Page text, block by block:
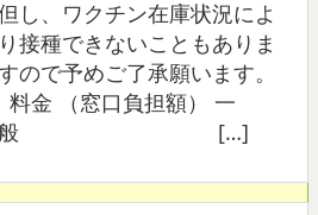
し、ワクチン在庫状況によ
り接種できないこともありま
ので予めご了承願います。
料金 （窓口負担額） 一
[…]